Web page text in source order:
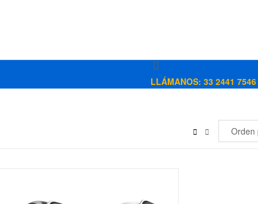
LLÁMANOS: 33 2441 7546